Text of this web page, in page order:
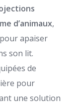
d’animaux,
apaiser
son lit.
de
pour
une solution